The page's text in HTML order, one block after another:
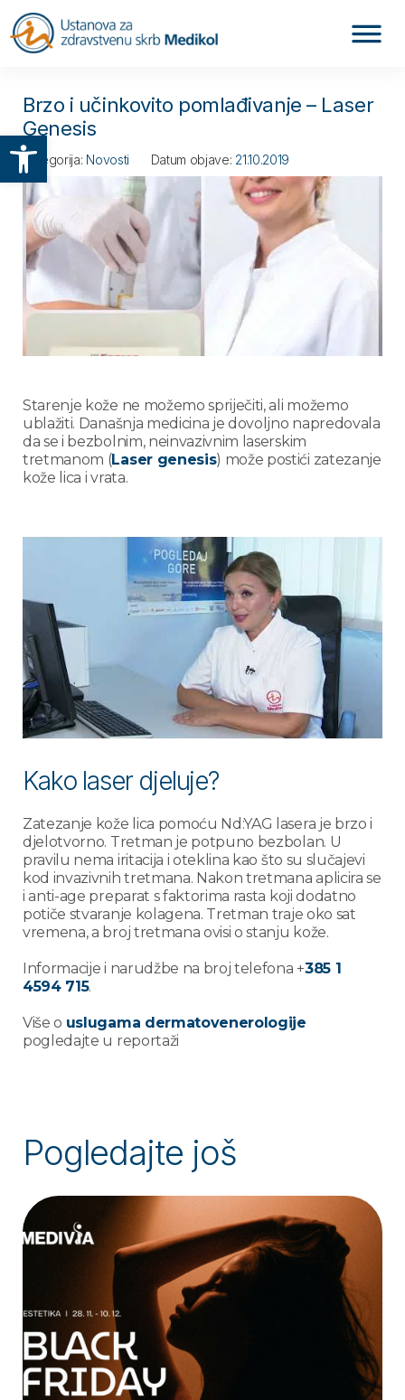
Otvori alatnu traku
Brzo i učinkovito pomlađivanje – Laser
Genesis
Kategorija: Novosti Datum objave: 21.10.2019
Starenje kože ne možemo spriječiti, ali možemo
ublažiti. Današnja medicina je dovoljno napredovala
da se i bezbolnim, neinvazivnim laserskim
tretmanom (Laser genesis) može postići zatezanje
kože lica i vrata.
Kako laser djeluje?
Zatezanje kože lica pomoću Nd:YAG lasera je brzo i
djelotvorno. Tretman je potpuno bezbolan. U
pravilu nema iritacija i oteklina kao što su slučajevi
kod invazivnih tretmana. Nakon tretmana aplicira se
i anti-age preparat s faktorima rasta koji dodatno
potiče stvaranje kolagena. Tretman traje oko sat
vremena, a broj tretmana ovisi o stanju kože.
Informacije i narudžbe na broj telefona +385 1
4594 715.
Više o uslugama dermatovenerologije
pogledajte u reportaži
Pogledajte još